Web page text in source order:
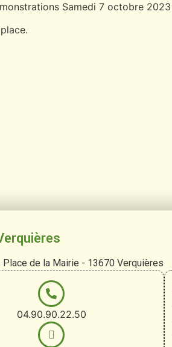
Samedi 7 octobre 2023
Place de la Mairie - 13670 Verquières
04.90.90.22.50